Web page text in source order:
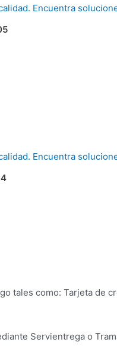
tales como: Tarjeta de
Servientrega o